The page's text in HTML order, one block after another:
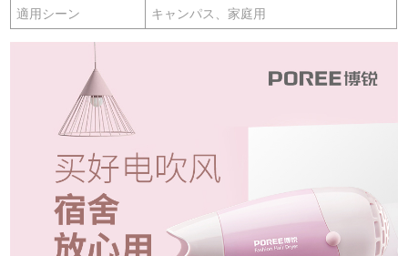
適用シーン キャンパス、家庭用